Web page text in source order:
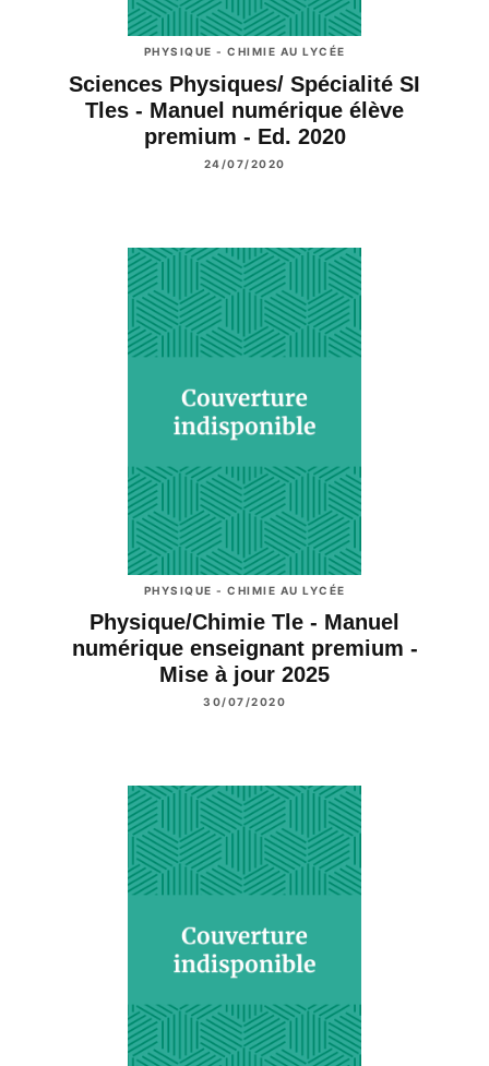
PHYSIQUE - CHIMIE AU LYCÉE
Sciences Physiques/ Spécialité SI
Tles - Manuel numérique élève
premium - Ed. 2020
24/07/2020
PHYSIQUE - CHIMIE AU LYCÉE
Physique/Chimie Tle - Manuel
numérique enseignant premium -
Mise à jour 2025
30/07/2020